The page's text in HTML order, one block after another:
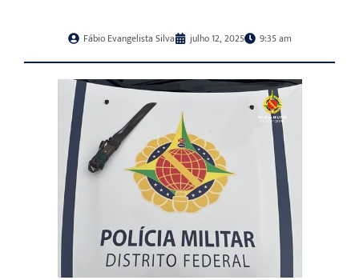
Fábio Evangelista Silva julho 12, 2025 9:35 am